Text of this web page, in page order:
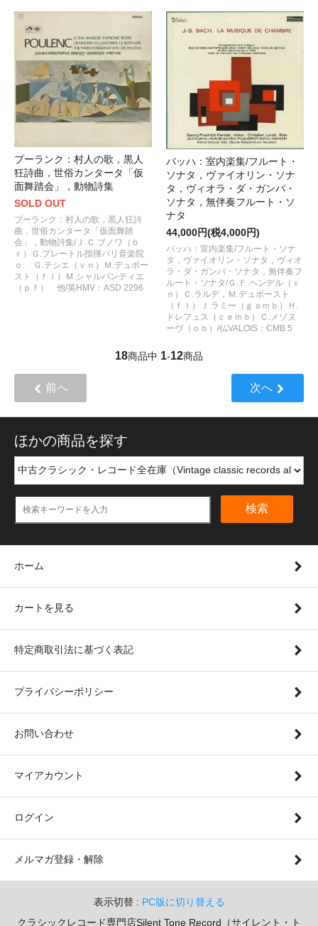
プーランク：村人の歌，黒人
狂詩曲，世俗カンタータ「仮
面舞踏会」，動物詩集
SOLD OUT
プーランク：村人の歌，黒人狂詩
曲，世俗カンタータ「仮面舞踏
会」，動物詩集/Ｊ.Ｃ.ブノワ（ｂ
ｒ）Ｇ.プレートル指揮パリ音楽院
ｏ. Ｇ.テシエ（ｖｎ）Ｍ.デュボー
スト（ｆｌ）Ｍ.シャルパンティエ
（ｐｆ） 他/英HMV：ASD 2296
バッハ：室内楽集/フルート・
ソナタ，ヴァイオリン・ソナ
タ，ヴィオラ・ダ・ガンバ・
ソナタ，無伴奏フルート・ソ
ナタ
44,000円(税4,000円)
バッハ：室内楽集/フルート・ソナ
タ，ヴァイオリン・ソナタ，ヴィオ
ラ・ダ・ガンバ・ソナタ，無伴奏フ
ルート・ソナタ/Ｇ.Ｆ.ヘンデル（ｖ
ｎ）Ｃ.ラルデ，Ｍ.デュボースト
（ｆｌ）Ｊ.ラミー（ｇａｍｂ）Ｈ.
ドレフュス（ｃｅｍｂ）Ｃ.メゾヌ
ーヴ（ｏｂ）/仏VALOIS：CMB 5
18商品中 1-12商品
前へ 次へ
ほかの商品を探す
検索
ホーム
カートを見る
特定商取引法に基づく表記
プライバシーポリシー
お問い合わせ
マイアカウント
ログイン
メルマガ登録・解除
表示切替 : PC版に切り替える
クラシックレコード専門店Silent Tone Record（サイレント・ト